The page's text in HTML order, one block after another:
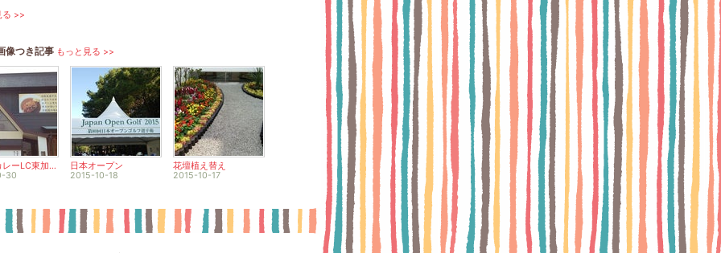
る >>
像つき記事 もっと見る >>
淡路島カレーLC東加古川店
30
日本オープン
2015-10-18
花壇植え替え
2015-10-17